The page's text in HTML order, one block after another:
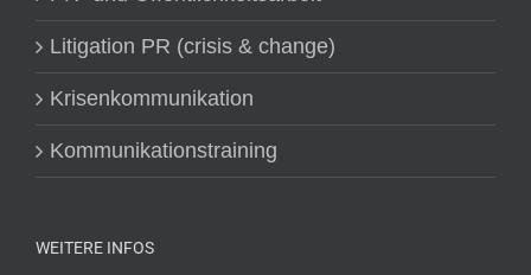
Litigation PR (crisis & change)
Krisenkommunikation
Kommunikationstraining
WEITERE INFOS